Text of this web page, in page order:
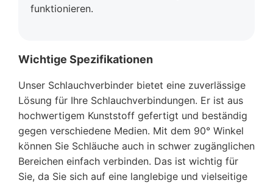
funktionieren.
Wichtige Spezifikationen
Unser Schlauchverbinder bietet eine zuverlässige
Lösung für Ihre Schlauchverbindungen. Er ist aus
hochwertigem Kunststoff gefertigt und beständig
gegen verschiedene Medien. Mit dem 90° Winkel
können Sie Schläuche auch in schwer zugänglichen
Bereichen einfach verbinden. Das ist wichtig für
Sie, da Sie sich auf eine langlebige und vielseitige